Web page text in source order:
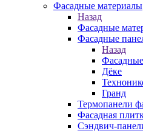
Фасадные материалы
Назад
Фасадные
Фасадные
Назад
Дёке
Гранд
Термопанели
Фасадная
Сэндвич-